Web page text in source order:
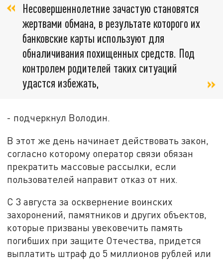
Несовершеннолетние зачастую становятся
жертвами обмана, в результате которого их
банковские карты используют для
обналичивания похищенных средств. Под
контролем родителей таких ситуаций
удастся избежать,
- подчеркнул Володин.
В этот же день начинает действовать закон,
согласно которому оператор связи обязан
прекратить массовые рассылки, если
пользователей направит отказ от них.
С 3 августа за осквернение воинских
захоронений, памятников и других объектов,
которые призваны увековечить память
погибших при защите Отечества, придется
выплатить штраф до 5 миллионов рублей или